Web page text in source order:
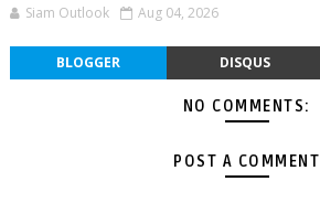
Siam Outlook Aug 04, 2026
BLOGGER DISQUS
NO COMMENTS:
POST A COMMENT